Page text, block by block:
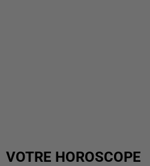
VOTRE HOROSCOPE